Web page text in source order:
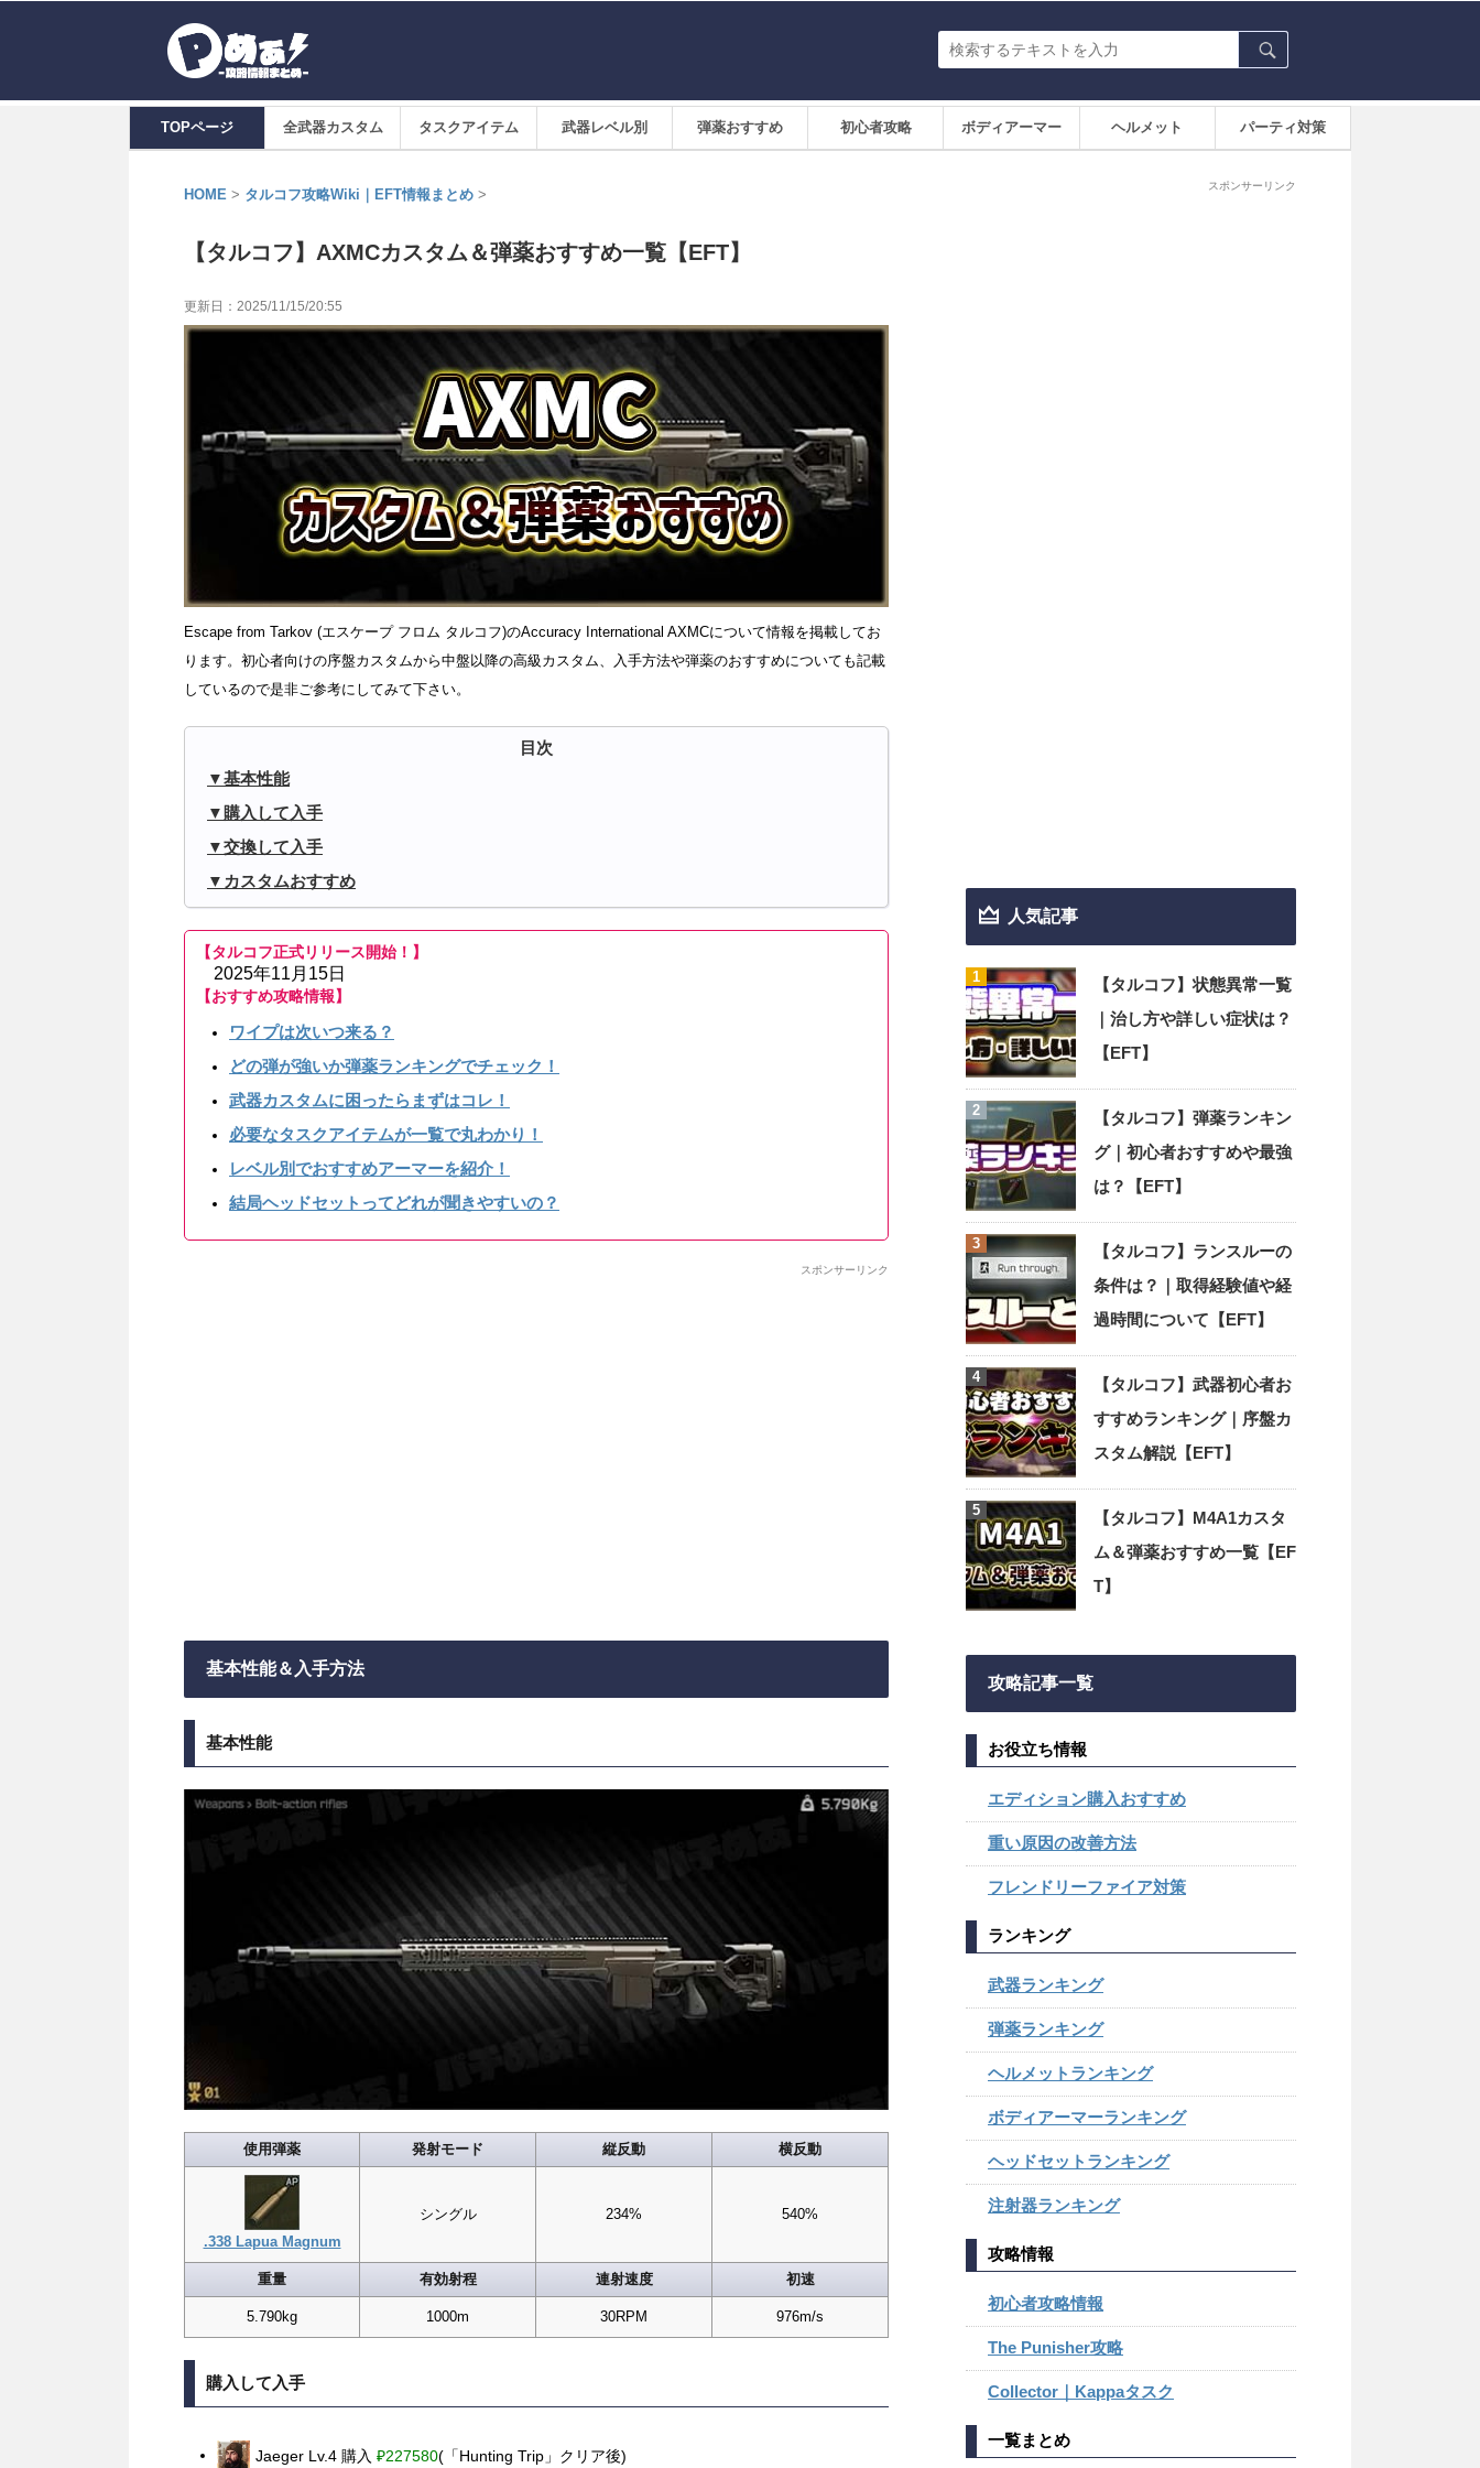
TOPページ 全武器カスタム タスクアイテム 武器レベル別 弾薬おすすめ 初心者攻略 ボディアーマー ヘルメット パーティ対策
HOME > タルコフ攻略Wiki｜EFT情報まとめ >
【タルコフ】AXMCカスタム＆弾薬おすすめ一覧【EFT】
更新日： 2025/11/15/20:55
Escape from Tarkov (エスケープ フロム タルコフ)のAccuracy International AXMCについて情報を掲載してお
ります。初心者向けの序盤カスタムから中盤以降の高級カスタム、入手方法や弾薬のおすすめについても記載
しているので是非ご参考にしてみて下さい。
基本性能
購入して入手
交換して入手
カスタムおすすめ
【タルコフ正式リリース開始！】
2025年11月15日
【おすすめ攻略情報】
ワイプは次いつ来る？
どの弾が強いか弾薬ランキングでチェック！
武器カスタムに困ったらまずはコレ！
必要なタスクアイテムが一覧で丸わかり！
レベル別でおすすめアーマーを紹介！
結局ヘッドセットってどれが聞きやすいの？
スポンサーリンク
基本性能＆入手方法
基本性能
使用弾薬 発射モード 縦反動 横反動
.338 Lapua Magnum
シングル 234% 540%
重量 有効射程 連射速度 初速
5.790kg 1000m 30RPM 976m/s
購入して入手
Jaeger Lv.4 購入 ₽227580(「Hunting Trip」クリア後)
スポンサーリンク
人気記事
【タルコフ】状態異常一覧
｜治し方や詳しい症状は？
【EFT】
【タルコフ】弾薬ランキン
グ｜初心者おすすめや最強
は？【EFT】
【タルコフ】ランスルーの
条件は？｜取得経験値や経
過時間について【EFT】
【タルコフ】武器初心者お
すすめランキング｜序盤カ
スタム解説【EFT】
【タルコフ】M4A1カスタ
ム＆弾薬おすすめ一覧【EF
T】
攻略記事一覧
お役立ち情報
エディション購入おすすめ
重い原因の改善方法
フレンドリーファイア対策
ランキング
武器ランキング
弾薬ランキング
ヘルメットランキング
ボディアーマーランキング
ヘッドセットランキング
注射器ランキング
攻略情報
初心者攻略情報
The Punisher攻略
Collector｜Kappaタスク
一覧まとめ